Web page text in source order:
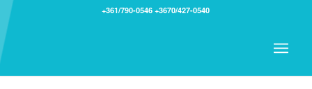
+361/790-0546 +3670/427-0540